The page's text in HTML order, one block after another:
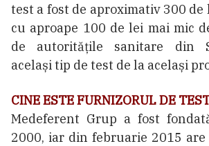
test a fost de aproximativ 300 de
cu aproape 100 de lei mai mic
de autoritățile sanitare din
același tip de test de la același
CINE ESTE FURNIZORUL DE
Medeferent Grup a fost
2000, iar din februarie 2015 are